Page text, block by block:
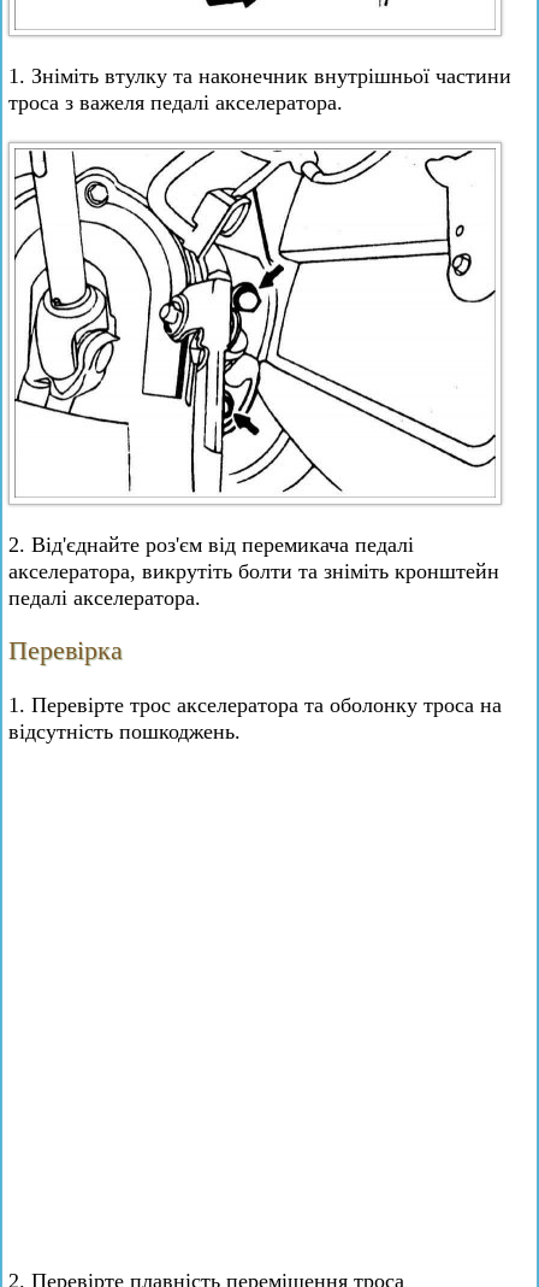
1. Зніміть втулку та наконечник внутрішньої частини
троса з важеля педалі акселератора.
2. Від'єднайте роз'єм від перемикача педалі
акселератора, викрутіть болти та зніміть кронштейн
педалі акселератора.
Перевірка
1. Перевірте трос акселератора та оболонку троса на
відсутність пошкоджень.
2. Перевірте плавність переміщення троса